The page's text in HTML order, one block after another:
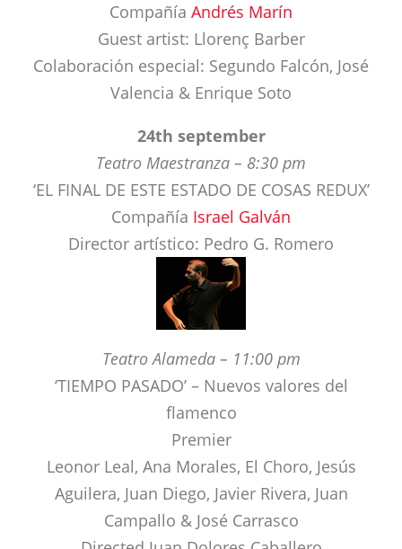
Valencia & Enrique Soto
24th september
Teatro Maestranza – 8:30 pm
‘EL FINAL DE ESTE ESTADO DE COSAS REDUX’
CompañíaIsrael Galván
Director artístico: Pedro G. Romero
Teatro Alameda – 11:00 pm
‘TIEMPO PASADO’ – Nuevos valores del
flamenco
Premier
Leonor Leal, Ana Morales, El Choro, Jesús
Aguilera, Juan Diego, Javier Rivera, Juan
Campallo & José Carrasco
Directed Juan Dolores Caballero
25th september
Teatro Lope deVega – 9:00 pm